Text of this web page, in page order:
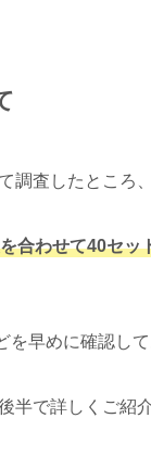
調査したところ、
合わせて40セッ
早めに確認し
半で詳しくご紹